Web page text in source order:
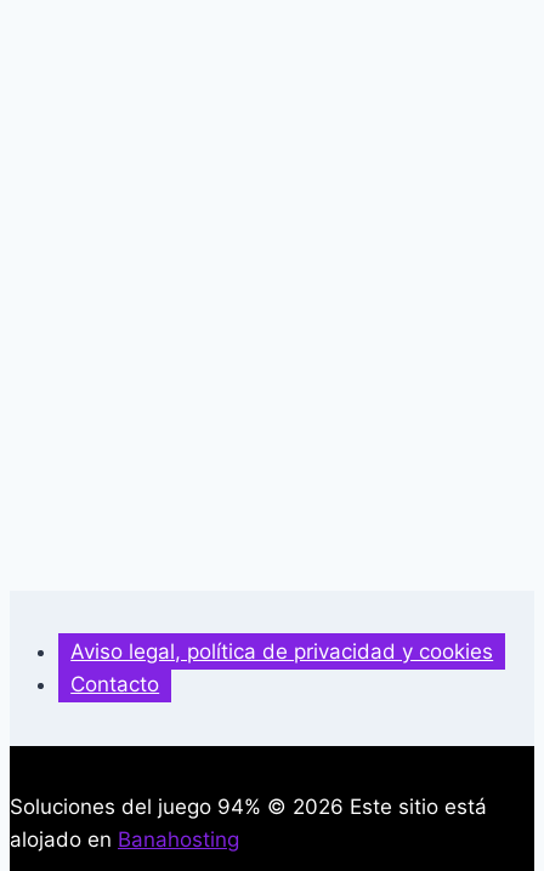
Aviso legal, política de privacidad y cookies
Contacto
Soluciones del juego 94% © 2026 Este sitio está
alojado en Banahosting